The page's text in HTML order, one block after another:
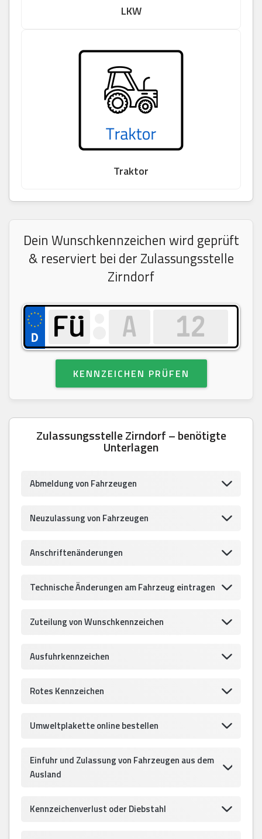
LKW
Traktor
Dein Wunschkennzeichen wird geprüft
& reserviert bei der Zulassungsstelle
Zirndorf
KENNZEICHEN PRÜFEN
Zulassungsstelle Zirndorf – benötigte
Unterlagen
Abmeldung von Fahrzeugen
Neuzulassung von Fahrzeugen
Anschriftenänderungen
Technische Änderungen am Fahrzeug eintragen
Zuteilung von Wunschkennzeichen
Ausfuhrkennzeichen
Rotes Kennzeichen
Umweltplakette online bestellen
Einfuhr und Zulassung von Fahrzeugen aus dem
Ausland
Kennzeichenverlust oder Diebstahl